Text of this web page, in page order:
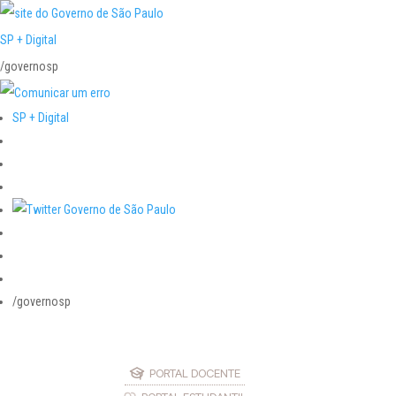
SP + Digital
/governosp
SP + Digital
/governosp
PORTAL DOCENTE